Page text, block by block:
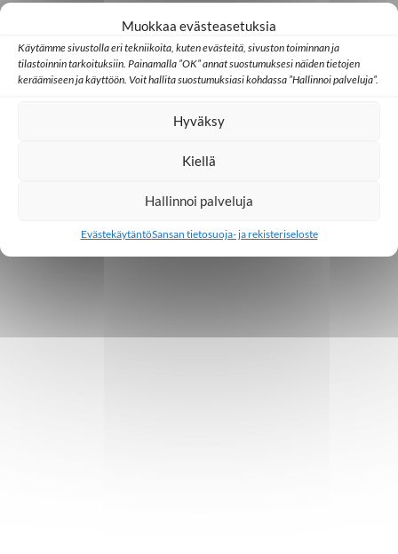
Muokkaa evästeasetuksia
Käytämme sivustolla eri tekniikoita, kuten evästeitä, sivuston toiminnan ja
tilastoinnin tarkoituksiin. Painamalla ”OK” annat suostumuksesi näiden tietojen
keräämiseen ja käyttöön. Voit hallita suostumuksiasi kohdassa ”Hallinnoi palveluja”.
Hyväksy
Kiellä
Hallinnoi palveluja
EvästekäytäntöSansan tietosuoja- ja rekisteriseloste